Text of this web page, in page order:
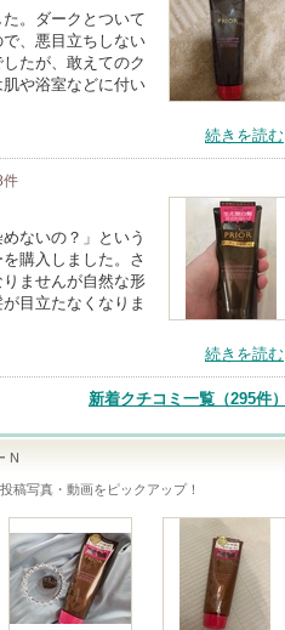
。ダークとついて
、悪目立ちしない
たが、敢えてのク
や浴室などに付い
続きを読む
件
ないの？」という
購入しました。さ
ませんが自然な形
目立たなくなりま
続きを読む
新着クチコミ一覧 （295件）
N
稿写真・動画をピックアップ！